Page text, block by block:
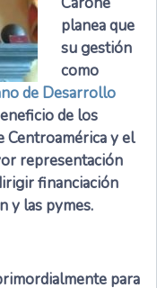
planea que
su gestión
como
de Desarrollo
de los
Centroamérica y el
representación
financiación
y las pymes.
para